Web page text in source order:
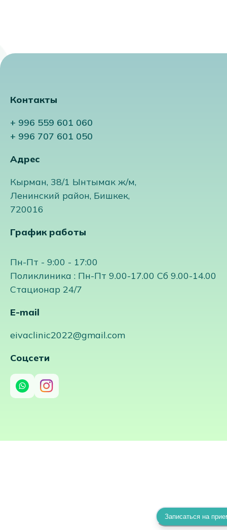
Контакты
+ 996 559 601 060
+ 996 707 601 050
Адрес
Кырман, 38/1 Ынтымак ж/м,
Ленинский район, Бишкек,
720016
График работы
Пн-Пт - 9:00 - 17:00
Поликлиника : Пн-Пт 9.00-17.00 Сб 9.00-14.00
Стационар 24/7
E-mail
eivaclinic2022@gmail.com
Соцсети
Записаться на